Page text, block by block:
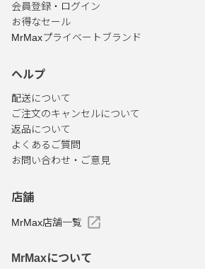
会員登録・ログイン
お得なセール
MrMaxプライベートブランド
ヘルプ
配送について
ご注文のキャンセルについて
返品について
よくあるご質問
お問い合わせ・ご意見
店舗
MrMax店舗一覧
MrMaxについて